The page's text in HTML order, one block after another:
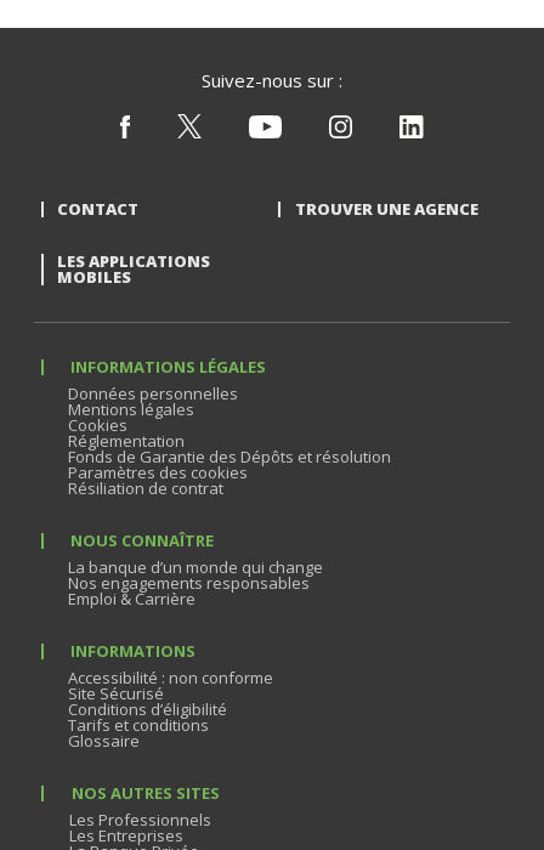
Suivez-nous sur :
CONTACT TROUVER UNE AGENCE
LES APPLICATIONS
MOBILES
INFORMATIONS LÉGALES
Données personnelles
Mentions légales
Cookies
Réglementation
Fonds de Garantie des Dépôts et résolution
Paramètres des cookies
Résiliation de contrat
NOUS CONNAÎTRE
La banque d’un monde qui change
Nos engagements responsables
Emploi & Carrière
INFORMATIONS
Accessibilité : non conforme
Site Sécurisé
Conditions d’éligibilité
Tarifs et conditions
Glossaire
NOS AUTRES SITES
Les Professionnels
Les Entreprises